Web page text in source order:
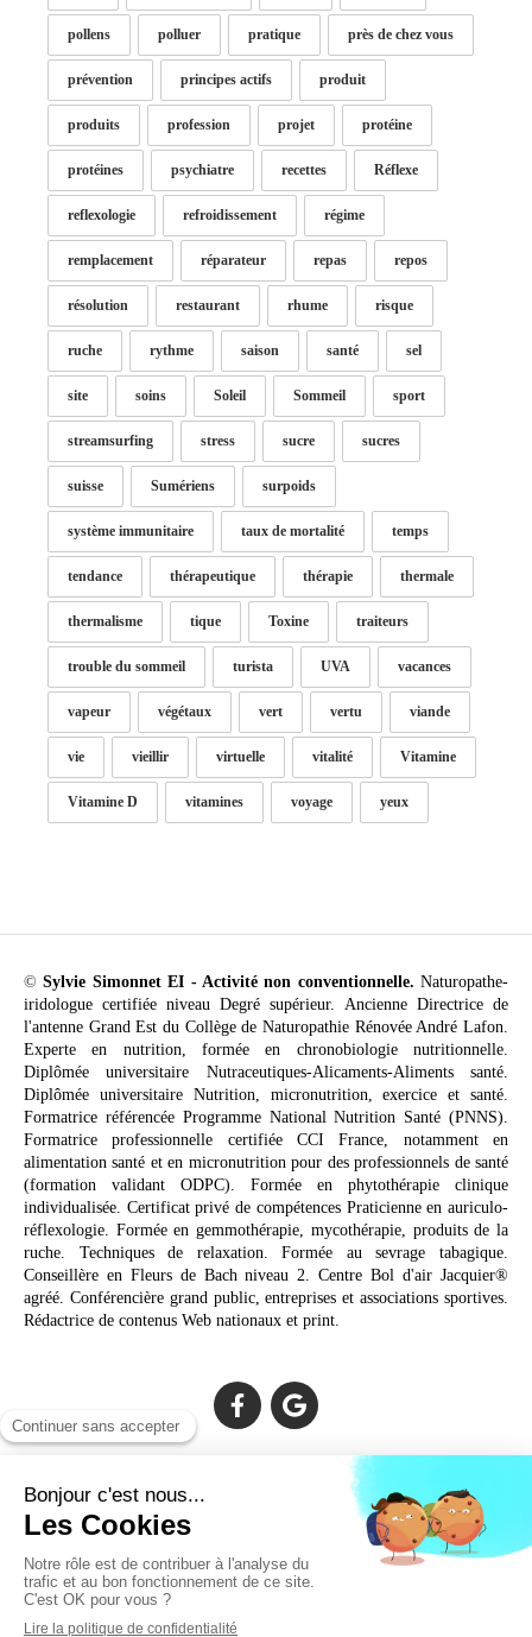
pollens polluer pratique près de chez vous
prévention principes actifs produit
produits profession projet protéine
protéines psychiatre recettes Réflexe
reflexologie refroidissement régime
remplacement réparateur repas repos
résolution restaurant rhume risque
ruche rythme saison santé sel
site soins Soleil Sommeil sport
streamsurfing stress sucre sucres
suisse Sumériens surpoids
système immunitaire taux de mortalité temps
tendance thérapeutique thérapie thermale
thermalisme tique Toxine traiteurs
trouble du sommeil turista UVA vacances
vapeur végétaux vert vertu viande
vie vieillir virtuelle vitalité Vitamine
Vitamine D vitamines voyage yeux
©Sylvie Simonnet EI - Activité non conventionnelle. Naturopathe-
iridologue certifiée niveau Degré supérieur. Ancienne Directrice de
l'antenne Grand Est du Collège de Naturopathie Rénovée André Lafon.
Experte en nutrition, formée en chronobiologie nutritionnelle.
Diplômée universitaire Nutraceutiques-Alicaments-Aliments santé.
Diplômée universitaire Nutrition, micronutrition, exercice et santé.
Formatrice référencée Programme National Nutrition Santé (PNNS).
Formatrice professionnelle certifiée CCI France, notamment en
alimentation santé et en micronutrition pour des professionnels de santé
(formation validant ODPC). Formée en phytothérapie clinique
individualisée. Certificat privé de compétences Praticienne en auriculo-
réflexologie. Formée en gemmothérapie, mycothérapie, produits de la
ruche. Techniques de relaxation. Formée au sevrage tabagique.
Conseillère en Fleurs de Bach niveau 2. Centre Bol d'air Jacquier®
agréé. Conférencière grand public, entreprises et associations sportives.
Rédactrice de contenus Web nationaux et print.
Cabinet facilement accessible depuis :
Lechiagat, Treffiagat, Lesconil, Loctudy, Plobannalec, Fouesnant,
Plomeur, Pont L'Abbé, Quimper, Bénodet, Concarneau,
Douarnenez, Crozon, Rosporden, Pont-Aven, Brest, Landerneau